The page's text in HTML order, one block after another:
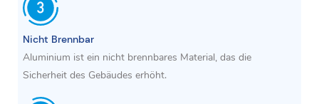
Nicht Brennbar
Aluminium ist ein nicht brennbares Material, das die
Sicherheit des Gebäudes erhöht.